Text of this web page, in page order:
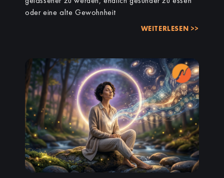
oder eine alte Gewohnheit
WEITERLESEN >>